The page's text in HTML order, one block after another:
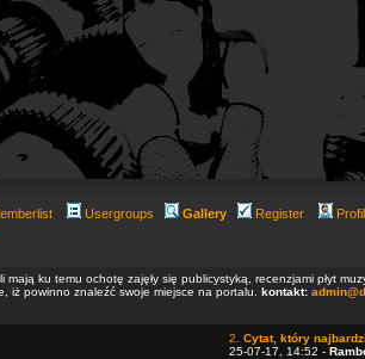
Usergroups Gallery Register
mają ku temu ochotę zajęły się publicystyką, recenzjami płyt
iż powinno znaleźć swoje miejsce na portalu. kontakt:
2. Cytat, który
25-07-17, 14:52 -